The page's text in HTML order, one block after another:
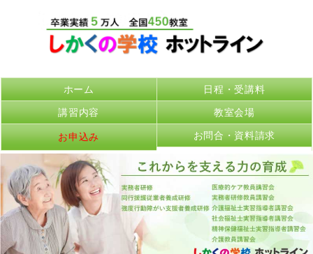
ホーム 日程・受講料
講習内容 教室会場
お申込み お問合・資料請求